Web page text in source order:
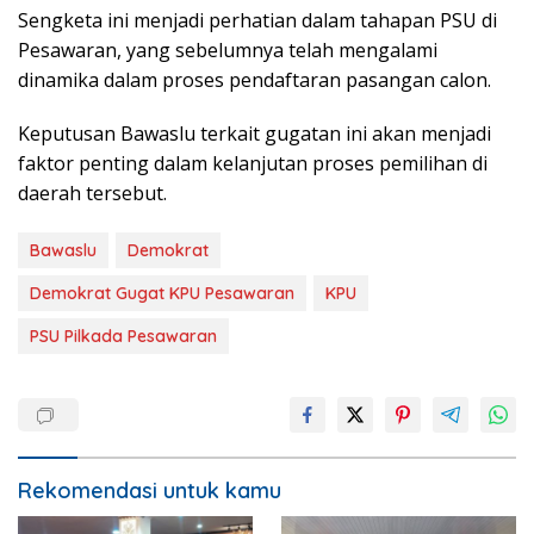
Sengketa ini menjadi perhatian dalam tahapan PSU di
Pesawaran, yang sebelumnya telah mengalami
dinamika dalam proses pendaftaran pasangan calon.
Keputusan Bawaslu terkait gugatan ini akan menjadi
faktor penting dalam kelanjutan proses pemilihan di
daerah tersebut.
Bawaslu
Demokrat
Demokrat Gugat KPU Pesawaran
KPU
PSU Pilkada Pesawaran
Rekomendasi untuk kamu